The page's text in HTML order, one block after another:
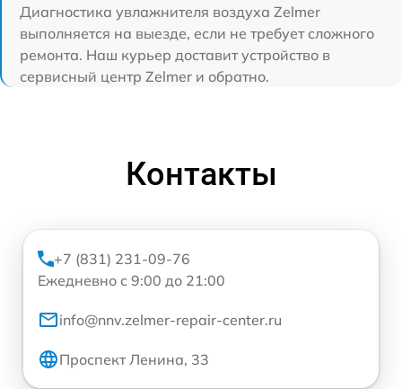
Диагностика увлажнителя воздуха Zelmer
выполняется на выезде, если не требует сложного
ремонта. Наш курьер доставит устройство в
сервисный центр Zelmer и обратно.
Контакты
+7 (831) 231-09-76
Ежедневно с 9:00 до 21:00
info@nnv.zelmer-repair-center.ru
Проспект Ленина, 33